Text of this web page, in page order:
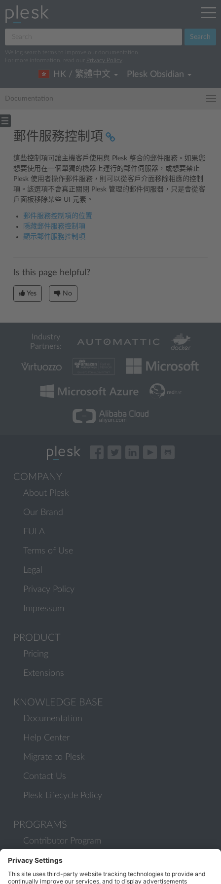
Search
We log search terms to improve our documentation.
For more information, read our
Privacy Policy
HK / 繁體中文 Plesk Obsidian
Documentation
郵件服務控制項
這些控制項可讓主機客戶使用與 Plesk 整合的郵件服務。如果您
想要使用在一個單獨的機器上運行的郵件伺服器，或想要禁止
Plesk 使用者操作郵件服務，則可以從客戶介面移除相應的控制
項。該選項不會真正關閉 Plesk 管理的郵件伺服器，只是會從客
戶面板移除某些 UI 元素。
郵件服務控制項的位置
隱藏郵件服務控制項
顯示郵件服務控制項
Is this page helpful?
Yes No
Industry
Partners:
COMPANY
About Plesk
Our Brand
EULA
Terms of Use
Legal
Privacy Policy
Impressum
PRODUCT
Pricing
Extensions
KNOWLEDGE BASE
Documentation
Help Center
Migrate to Plesk
Contact Us
Plesk Lifecycle Policy
PROGRAMS
Contributor Program
Partner Program